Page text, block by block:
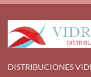
DISTRIBUCIONES